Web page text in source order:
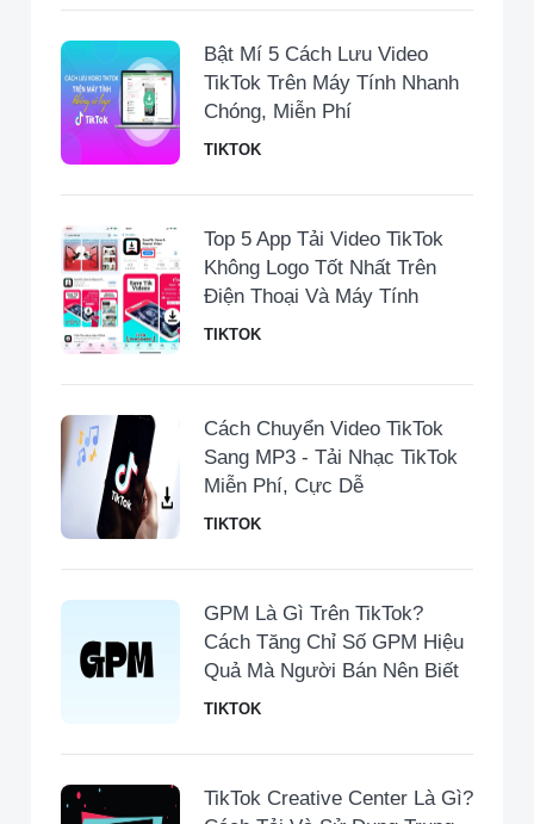
Bật Mí 5 Cách Lưu Video
TikTok Trên Máy Tính Nhanh
Chóng, Miễn Phí
TIKTOK
Top 5 App Tải Video TikTok
Không Logo Tốt Nhất Trên
Điện Thoại Và Máy Tính
TIKTOK
Cách Chuyển Video TikTok
Sang MP3 - Tải Nhạc TikTok
Miễn Phí, Cực Dễ
TIKTOK
GPM Là Gì Trên TikTok?
Cách Tăng Chỉ Số GPM Hiệu
Quả Mà Người Bán Nên Biết
TIKTOK
TikTok Creative Center Là Gì?